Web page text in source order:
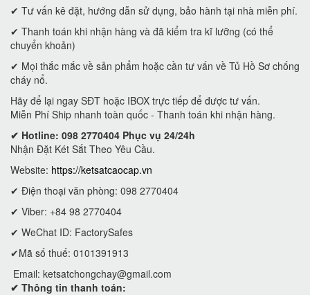
✔ Tư vấn kê đặt, hướng dẫn sử dụng, bảo hành tại nhà miễn phí.
✔ Thanh toán khi nhận hàng và đã kiểm tra kĩ lưỡng (có thể
chuyển khoản)
✔ Mọi thắc mắc về sản phẩm hoặc cần tư vấn về Tủ Hồ Sơ chống
cháy nổ.
Hãy để lại ngay SĐT hoặc IBOX trực tiếp để được tư vấn.
Miễn Phí Ship nhanh toàn quốc - Thanh toán khi nhận hàng.
✔ Hotline: 098 2770404 Phục vụ 24/24h
Nhận Đặt Két Sắt Theo Yêu Cầu.
Website: https://ketsatcaocap.vn
✔ Điện thoại văn phòng: 098 2770404
✔ Viber: +84 98 2770404
✔ WeChat ID: FactorySafes
✔Mã số thuế: 0101391913
Email: ketsatchongchay@gmail.com
✔ Thông tin thanh toán: